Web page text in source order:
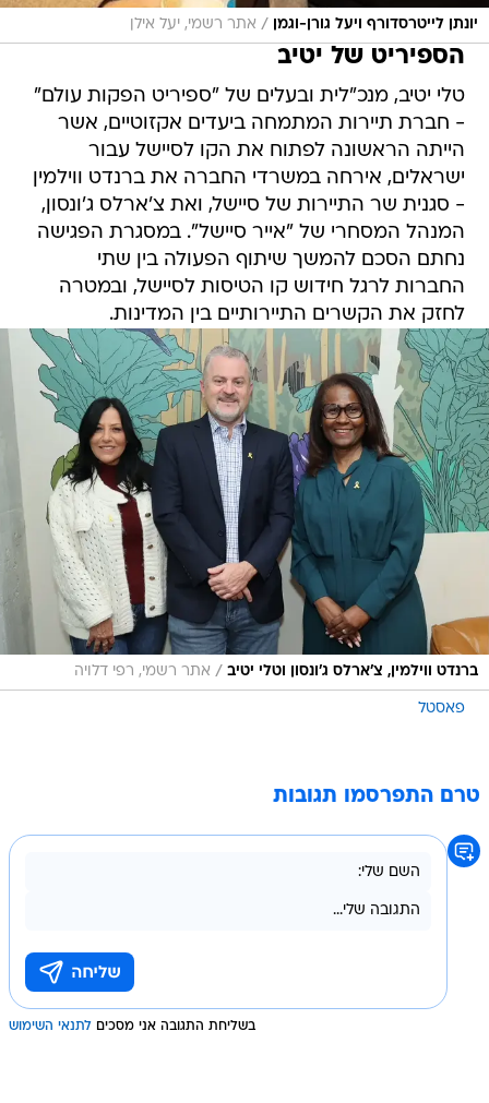
יונתן לייטרסדורף ויעל גורן-וגמן / אתר רשמי, יעל אילן
הספיריט של יטיב
טלי יטיב, מנכ"לית ובעלים של "ספיריט הפקות עולם"
- חברת תיירות המתמחה ביעדים אקזוטיים, אשר
הייתה הראשונה לפתוח את הקו לסיישל עבור
ישראלים, אירחה במשרדי החברה את ברנדט ווילמין
- סגנית שר התיירות של סיישל, ואת צ'ארלס ג'ונסון,
המנהל המסחרי של "אייר סיישל". במסגרת הפגישה
נחתם הסכם להמשך שיתוף הפעולה בין שתי
החברות לרגל חידוש קו הטיסות לסיישל, ובמטרה
לחזק את הקשרים התיירותיים בין המדינות.
ברנדט ווילמין, צ'ארלס ג'ונסון וטלי יטיב / אתר רשמי, רפי דלויה
פאסטל
טרם התפרסמו תגובות
בשליחת התגובה אני מסכים לתנאי השימוש